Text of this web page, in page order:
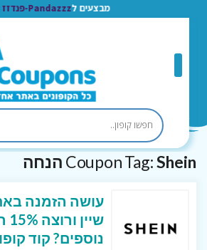
מבצעים ל Pandazzz-פנדזז
Coupon Tag:Shein הנחה
עושה הזמנה
נוספים? קוד